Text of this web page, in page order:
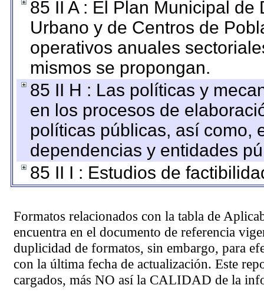
85 II A : El Plan Municipal
Urbano y de Centros de
operativos anuales
mismos se propongan.
85 II H : Las políticas y
en los procesos de
políticas públicas, así como,
dependencias y entidades
85 II I : Estudios de
Formatos relacionados con la tabla de
encuentra en el documento de referencia
duplicidad de formatos, sin embargo, para
con la última fecha de actualización. Este
cargados, más NO así la CALIDAD de la